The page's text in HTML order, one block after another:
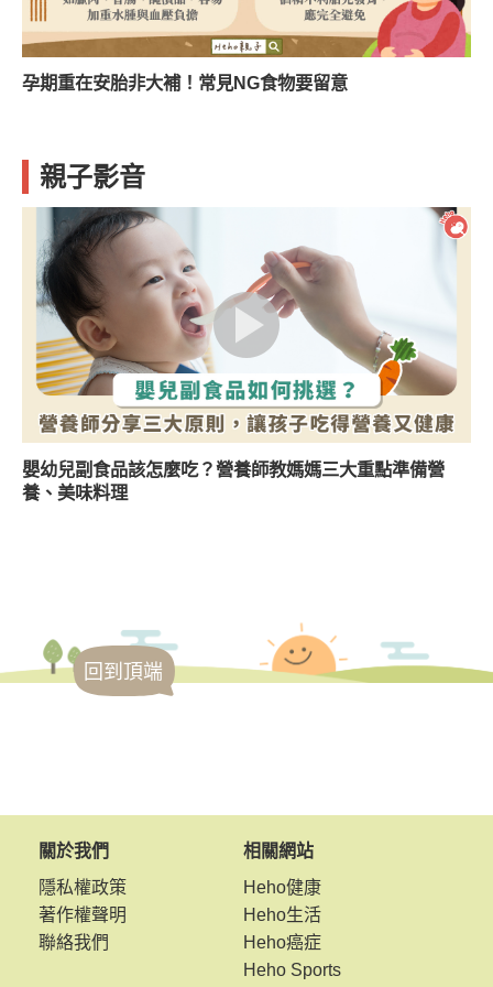
孕期重在安胎非大補！常見NG食物要留意
親子影音
嬰幼兒副食品該怎麼吃？營養師教媽媽三大重點準備營
養、美味料理
回到頂端
關於我們
隱私權政策
著作權聲明
聯絡我們
相關網站
Heho健康
Heho生活
Heho癌症
Heho Sports